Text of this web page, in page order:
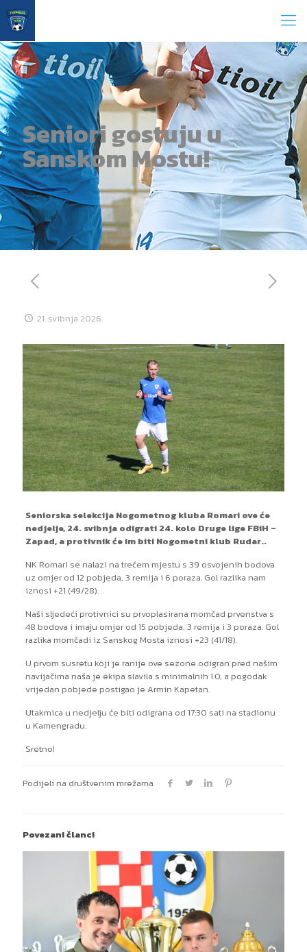
Seniori gostuju u
Sanskom Mostu!
21. svibnja 2026.
Seniorska selekcija Nogometnog kluba Romari ove će
nedjelje, 24. svibnja odigrati 24. kolo Druge lige FBiH –
Zapad, a protivnik će im biti Nogometni klub Rudar..
NK Romari se nalazi na trećem mjestu s 39 osvojenih bodova
uz omjer od 12 pobjeda, 3 remija i 6 poraza. Gol razlika nam
iznosi +21 (49/28).
Naši sljedeći protivnici su prvoplasirana momčad prvenstva s
48 bodova i imaju omjer od 15 pobjeda, 3 remija i 3 poraza. Gol
razlika momčadi iz Sanskog Mosta iznosi +23 (41/18).
U prvom susretu koji je ranije ove sezone odigran pred našim
navijačima naša je ekipa slavila s minimalnih 1:0, a pogodak
vrijedan pobjede postigao je Armin Kapetan.
Utakmica u nedjelju će biti odigrana od 17:30 sati na stadionu
u Kamengradu.
Sretno!
Podijeli na društvenim mrežama
Povezani članci